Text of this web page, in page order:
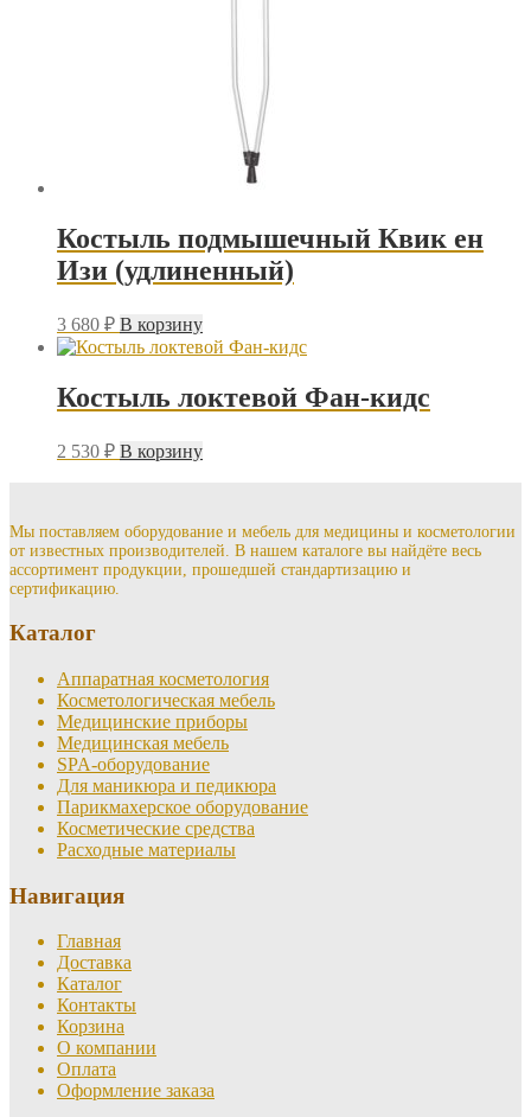
Костыль подмышечный Квик ен
Изи (удлиненный)
3 680 ₽ В корзину
Костыль локтевой Фан-кидс
2 530 ₽ В корзину
Мы поставляем оборудование и мебель для медицины и косметологии
от известных производителей. В нашем каталоге вы найдёте весь
ассортимент продукции, прошедшей стандартизацию и
сертификацию.
Каталог
Аппаратная косметология
Косметологическая мебель
Медицинские приборы
Медицинская мебель
SPA-оборудование
Для маникюра и педикюра
Парикмахерское оборудование
Косметические средства
Расходные материалы
Навигация
Главная
Доставка
Каталог
Контакты
Корзина
О компании
Оплата
Оформление заказа